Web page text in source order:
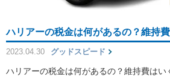
ハリアーの税金は何があるの？維持
2023.04.30 グッドスピード
ハリアーの税金は何があるの？維持費は